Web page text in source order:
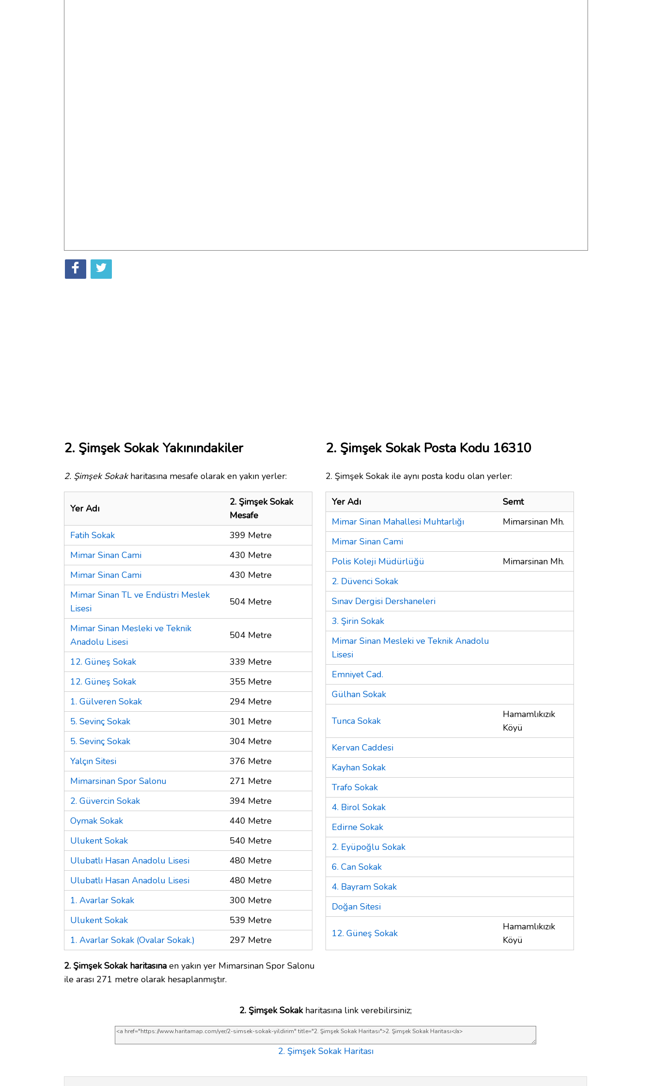
2. Şimşek Sokak Yakınındakiler
2. Şimşek Sokakharitasına mesafe olarak en yakın yerler:
Yer Adı
2. Şimşek Sokak
Mesafe
Fatih Sokak
399 Metre
Mimar Sinan Cami
430 Metre
Mimar Sinan Cami
430 Metre
Mimar Sinan TL ve Endüstri Meslek
Lisesi
504 Metre
Mimar Sinan Mesleki ve Teknik
Anadolu Lisesi
504 Metre
12. Güneş Sokak
339 Metre
12. Güneş Sokak
355 Metre
1. Gülveren Sokak
294 Metre
5. Sevinç Sokak
301 Metre
5. Sevinç Sokak
304 Metre
Yalçın Sitesi
376 Metre
Mimarsinan Spor Salonu
271 Metre
2. Güvercin Sokak
394 Metre
Oymak Sokak
440 Metre
Ulukent Sokak
540 Metre
Ulubatlı Hasan Anadolu Lisesi
480 Metre
Ulubatlı Hasan Anadolu Lisesi
480 Metre
1. Avarlar Sokak
300 Metre
Ulukent Sokak
539 Metre
1. Avarlar Sokak (Ovalar Sokak.)
297 Metre
2. Şimşek Sokak haritasına en yakın yer Mimarsinan Spor Salonu
ile arası 271 metre olarak hesaplanmıştır.
2. Şimşek Sokak Posta Kodu 16310
2. Şimşek Sokak ile aynı posta kodu olan yerler:
Yer Adı
Semt
Mimar Sinan Mahallesi Muhtarlığı
Mimarsinan Mh.
Mimar Sinan Cami
Polis Koleji Müdürlüğü
Mimarsinan Mh.
2. Düvenci Sokak
Sınav Dergisi Dershaneleri
3. Şirin Sokak
Mimar Sinan Mesleki ve Teknik Anadolu
Lisesi
Emniyet Cad.
Gülhan Sokak
Tunca Sokak
Hamamlıkızık
Köyü
Kervan Caddesi
Kayhan Sokak
Trafo Sokak
4. Birol Sokak
Edirne Sokak
2. Eyüpoğlu Sokak
6. Can Sokak
4. Bayram Sokak
Doğan Sitesi
12. Güneş Sokak
Hamamlıkızık
Köyü
2. Şimşek Sokakharitasına link verebilirsiniz;
2. Şimşek Sokak Haritası